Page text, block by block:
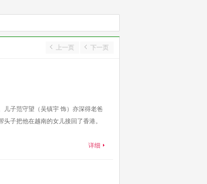
上一页 下一页
儿子范守望（吴镇宇 饰）亦深得老爸
子把他在越南的女儿接回了香港。
详细